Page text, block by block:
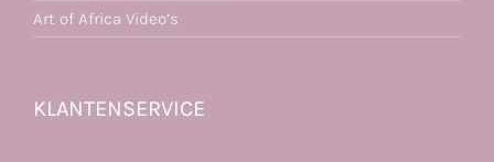
Art of Africa Video’s
KLANTENSERVICE